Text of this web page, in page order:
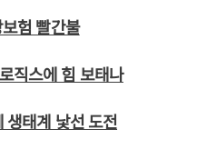
험 빨간불
직스에 힘 보태나
태계 낯선 도전